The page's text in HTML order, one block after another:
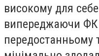
високому для
випереджаючи ФК
передостанньому